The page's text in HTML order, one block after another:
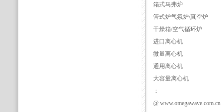
箱式马弗炉
管式炉气氛炉/真空炉
干燥箱/空气循环炉
进口离心机
微量离心机
通用离心机
大容量离心机
：
@ www.omegawave.com.cn